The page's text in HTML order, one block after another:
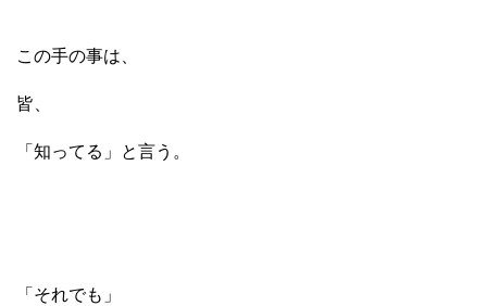
この手の事は、
皆、
「知ってる」と言う。
「それでも」